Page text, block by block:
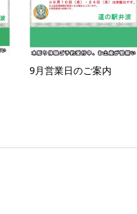
9月営業日のご案内